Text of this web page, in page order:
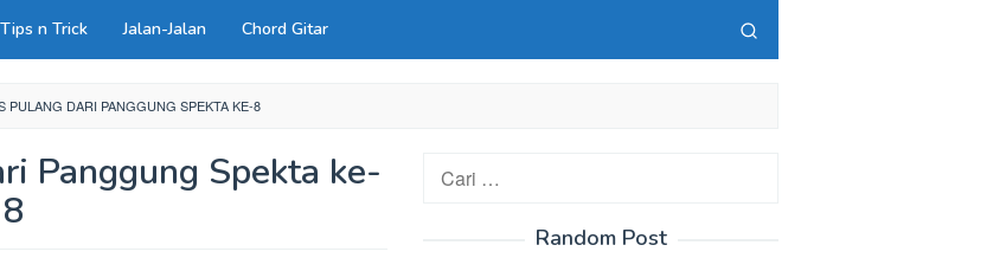
Tips n Trick Jalan-Jalan Chord Gitar
PULANG DARI PANGGUNG SPEKTA KE-8
Panggung Spekta ke-
8
Cari
Random Post